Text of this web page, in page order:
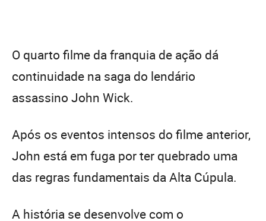
O quarto filme da franquia de ação dá
continuidade na saga do lendário
assassino John Wick.
Após os eventos intensos do filme anterior,
John está em fuga por ter quebrado uma
das regras fundamentais da Alta Cúpula.
A história se desenvolve com o